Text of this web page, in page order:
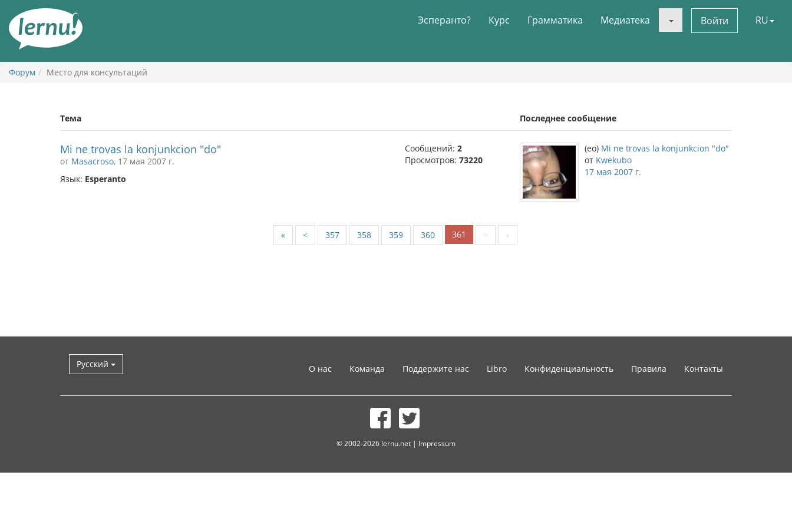
содержанию
Эсперанто? Курс Грамматика Медиатека Войти RU
Форум Место для консультаций
Тема Последнее сообщение
Mi ne trovas la konjunkcion "do"
от Masacroso, 17 мая 2007 г.
Язык: Esperanto
Сообщений: 2
Просмотров: 73220
(eo) Mi ne trovas la konjunkcion "do"
от Kwekubo
17 мая 2007 г.
« < 357 358 359 360 361 > »
Русский О нас Команда Поддержите нас Libro Конфиденциальность Правила Контакты
© 2002-2026 lernu.net | Impressum